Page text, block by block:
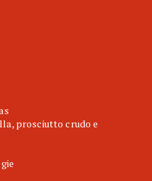
prosciutto crudo e